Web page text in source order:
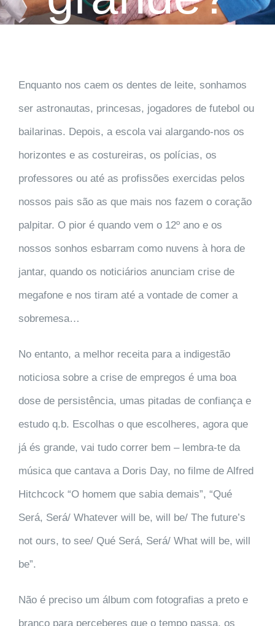
Enquanto nos caem os dentes de leite, sonhamos
ser astronautas, princesas, jogadores de futebol ou
bailarinas. Depois, a escola vai alargando-nos os
horizontes e as costureiras, os polícias, os
professores ou até as profissões exercidas pelos
nossos pais são as que mais nos fazem o coração
palpitar. O pior é quando vem o 12º ano e os
nossos sonhos esbarram como nuvens à hora de
jantar, quando os noticiários anunciam crise de
megafone e nos tiram até a vontade de comer a
sobremesa…
No entanto, a melhor receita para a indigestão
noticiosa sobre a crise de empregos é uma boa
dose de persistência, umas pitadas de confiança e
estudo q.b. Escolhas o que escolheres, agora que
já és grande, vai tudo correr bem – lembra-te da
música que cantava a Doris Day, no filme de Alfred
Hitchcock “O homem que sabia demais”, “Qué
Será, Será/ Whatever will be, will be/ The future’s
not ours, to see/ Qué Será, Será/ What will be, will
be”.
Não é preciso um álbum com fotografias a preto e
branco para perceberes que o tempo passa, os